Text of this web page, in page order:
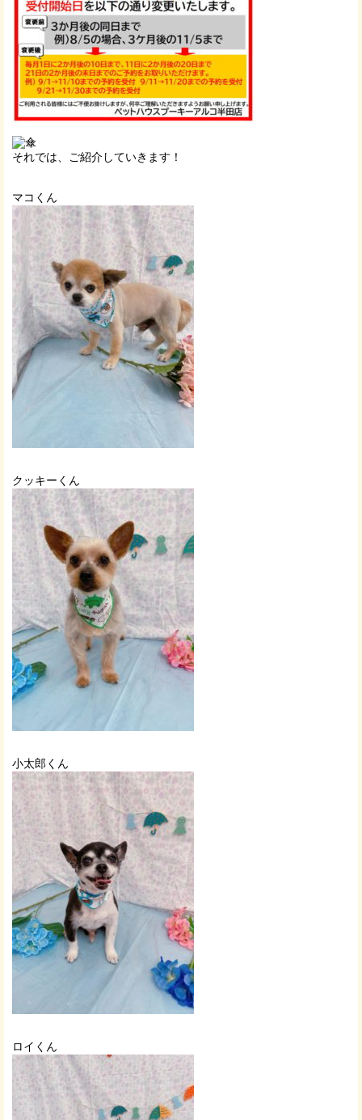
それでは、ご紹介していきます！
マコくん
クッキーくん
小太郎くん
ロイくん